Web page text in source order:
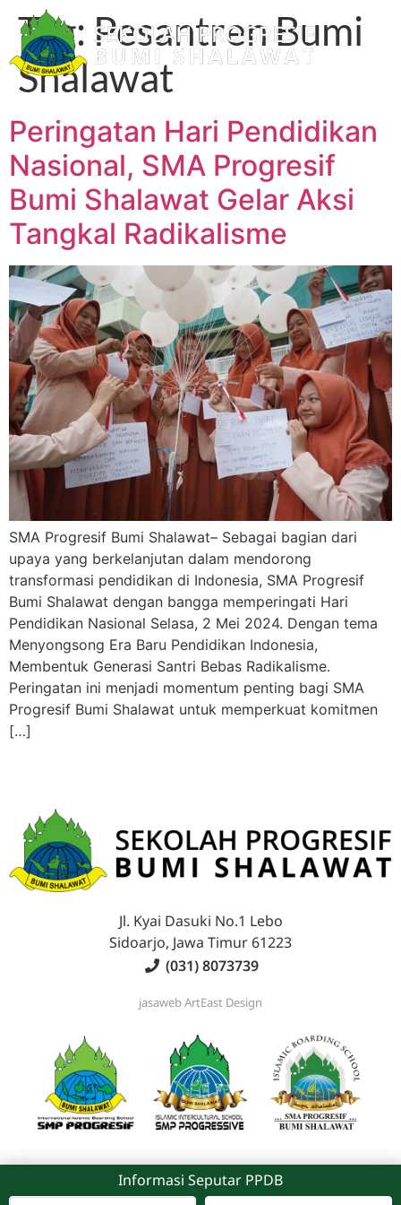
Tag: Pesantren Bumi
Shalawat
Peringatan Hari Pendidikan
Nasional, SMA Progresif
Bumi Shalawat Gelar Aksi
Tangkal Radikalisme
SMA Progresif Bumi Shalawat– Sebagai bagian dari
upaya yang berkelanjutan dalam mendorong
transformasi pendidikan di Indonesia, SMA Progresif
Bumi Shalawat dengan bangga memperingati Hari
Pendidikan Nasional Selasa, 2 Mei 2024. Dengan tema
Menyongsong Era Baru Pendidikan Indonesia,
Membentuk Generasi Santri Bebas Radikalisme.
Peringatan ini menjadi momentum penting bagi SMA
Progresif Bumi Shalawat untuk memperkuat komitmen
[…]
Jl. Kyai Dasuki No.1 Lebo
Sidoarjo, Jawa Timur 61223
(031) 8073739
jasawebArtEast Design
Information Regarding PPDB
Informasi Seputar PPDB